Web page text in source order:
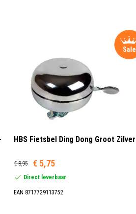
Sale
HBS Fietsbel Ding Dong Groot Zilver
€ 8,95 € 5,75
Direct leverbaar
EAN 8717729113752